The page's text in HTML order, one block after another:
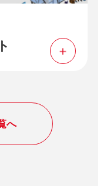
へ